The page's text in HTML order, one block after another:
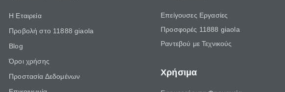
Η Εταιρεία
Προβολή στο 11888 giaola
Blog
Όροι χρήσης
Προστασία Δεδομένων
Επείγουσες Εργασίες
Προσφορές 11888 giaola
Ραντεβού με Τεχνικούς
Χρήσιμα